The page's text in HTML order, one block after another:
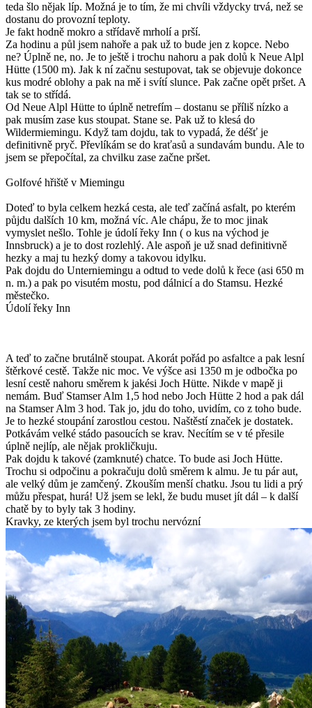
teda šlo nějak líp. Možná je to tím, že mi chvíli vždycky trvá, než se
dostanu do provozní teploty.
Je fakt hodně mokro a střídavě mrholí a prší.
Za hodinu a půl jsem nahoře a pak už to bude jen z kopce. Nebo
ne? Úplně ne, no. Je to ještě i trochu nahoru a pak dolů k Neue Alpl
Hütte (1500 m). Jak k ní začnu sestupovat, tak se objevuje dokonce
kus modré oblohy a pak na mě i svítí slunce. Pak začne opět pršet. A
tak se to střídá.
Od Neue Alpl Hütte to úplně netrefím – dostanu se příliš nízko a
pak musím zase kus stoupat. Stane se. Pak už to klesá do
Wildermiemingu. Když tam dojdu, tak to vypadá, že déšť je
definitivně pryč. Převlíkám se do kraťasů a sundavám bundu. Ale to
jsem se přepočítal, za chvilku zase začne pršet.
Golfové hřiště v Miemingu
Doteď to byla celkem hezká cesta, ale teď začíná asfalt, po kterém
půjdu dalších 10 km, možná víc. Ale chápu, že to moc jinak
vymyslet nešlo. Tohle je údolí řeky Inn ( o kus na východ je
Innsbruck) a je to dost rozlehlý. Ale aspoň je už snad definitivně
hezky a maj tu hezký domy a takovou idylku.
Pak dojdu do Unterniemingu a odtud to vede dolů k řece (asi 650 m
n. m.) a pak po visutém mostu, pod dálnicí a do Stamsu. Hezké
městečko.
Údolí řeky Inn
A teď to začne brutálně stoupat. Akorát pořád po asfaltce a pak lesní
štěrkové cestě. Takže nic moc. Ve výšce asi 1350 m je odbočka po
lesní cestě nahoru směrem k jakési Joch Hütte. Nikde v mapě ji
nemám. Buď Stamser Alm 1,5 hod nebo Joch Hütte 2 hod a pak dál
na Stamser Alm 3 hod. Tak jo, jdu do toho, uvidím, co z toho bude.
Je to hezké stoupání zarostlou cestou. Naštěstí značek je dostatek.
Potkávám velké stádo pasoucích se krav. Necítím se v té přesile
úplně nejlíp, ale nějak prokličkuju.
Pak dojdu k takové (zamknuté) chatce. To bude asi Joch Hütte.
Trochu si odpočinu a pokračuju dolů směrem k almu. Je tu pár aut,
ale velký dům je zamčený. Zkouším menší chatku. Jsou tu lidi a prý
můžu přespat, hurá! Už jsem se lekl, že budu muset jít dál – k další
chatě by to byly tak 3 hodiny.
Kravky, ze kterých jsem byl trochu nervózní